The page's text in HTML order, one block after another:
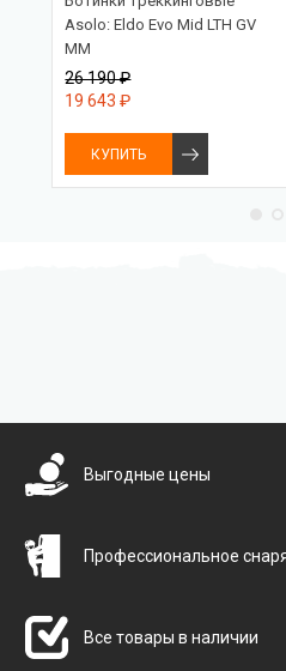
Asolo: Eldo Evo Mid LTH GV
MM
26 190 ₽
19 643 ₽
КУПИТЬ
Выгодные цены
Профессиональное
Все товары в наличии